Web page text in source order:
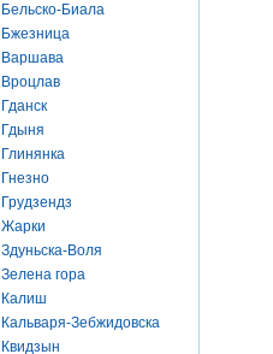
Бельско-Биала
Бжезница
Варшава
Вроцлав
Гданск
Гдыня
Глинянка
Гнезно
Грудзендз
Жарки
Здуньска-Воля
Зелена гора
Калиш
Кальваря-Зебжидовска
Квидзын